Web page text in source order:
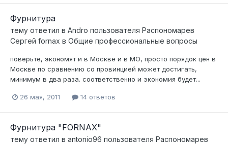
Фурнитура
тему ответил в Andro пользователя Распономарев
Сергей fornax в Общие профессиональные вопросы
поверьте, экономят и в Москве и в МО, просто порядок цен в
Москве по сравнению со провинцией может достигать,
минимум в два раза. соответственно и экономия будет...
26 мая, 2011 14 ответов
Фурнитура "FORNAX"
тему ответил в antonio96 пользователя Распономарев